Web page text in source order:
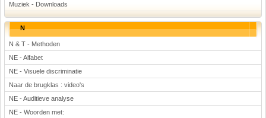
Muziek - Downloads
N
N & T - Methoden
NE - Alfabet
NE - Visuele discriminatie
Naar de brugklas : video's
NE - Auditieve analyse
NE - Woorden met: